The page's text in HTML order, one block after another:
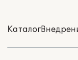
Каталог